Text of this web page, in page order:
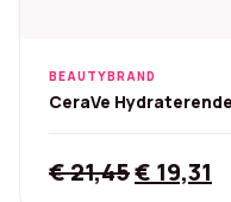
BEAUTYBRAND
CeraVe
€21,45Original
€ 19,31